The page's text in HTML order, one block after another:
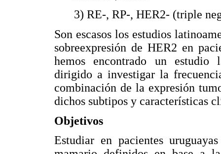
3) RE-, RP-, HER2- (triple
Son escasos los estudios
sobreexpresión de HER2 en
hemos encontrado un estudio
dirigido a investigar la
combinación de la expresión
dichos subtipos y características
Objetivos
Estudiar en pacientes